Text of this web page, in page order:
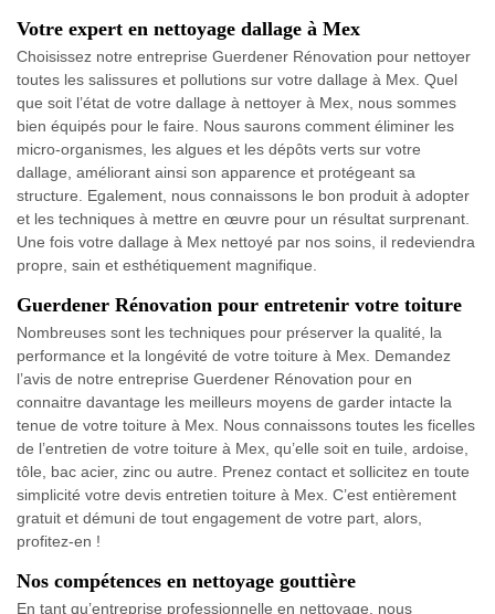
Votre expert en nettoyage dallage à Mex
Choisissez notre entreprise Guerdener Rénovation pour nettoyer
toutes les salissures et pollutions sur votre dallage à Mex. Quel
que soit l’état de votre dallage à nettoyer à Mex, nous sommes
bien équipés pour le faire. Nous saurons comment éliminer les
micro-organismes, les algues et les dépôts verts sur votre
dallage, améliorant ainsi son apparence et protégeant sa
structure. Egalement, nous connaissons le bon produit à adopter
et les techniques à mettre en œuvre pour un résultat surprenant.
Une fois votre dallage à Mex nettoyé par nos soins, il redeviendra
propre, sain et esthétiquement magnifique.
Guerdener Rénovation pour entretenir votre toiture
Nombreuses sont les techniques pour préserver la qualité, la
performance et la longévité de votre toiture à Mex. Demandez
l’avis de notre entreprise Guerdener Rénovation pour en
connaitre davantage les meilleurs moyens de garder intacte la
tenue de votre toiture à Mex. Nous connaissons toutes les ficelles
de l’entretien de votre toiture à Mex, qu’elle soit en tuile, ardoise,
tôle, bac acier, zinc ou autre. Prenez contact et sollicitez en toute
simplicité votre devis entretien toiture à Mex. C’est entièrement
gratuit et démuni de tout engagement de votre part, alors,
profitez-en !
Nos compétences en nettoyage gouttière
En tant qu’entreprise professionnelle en nettoyage, nous